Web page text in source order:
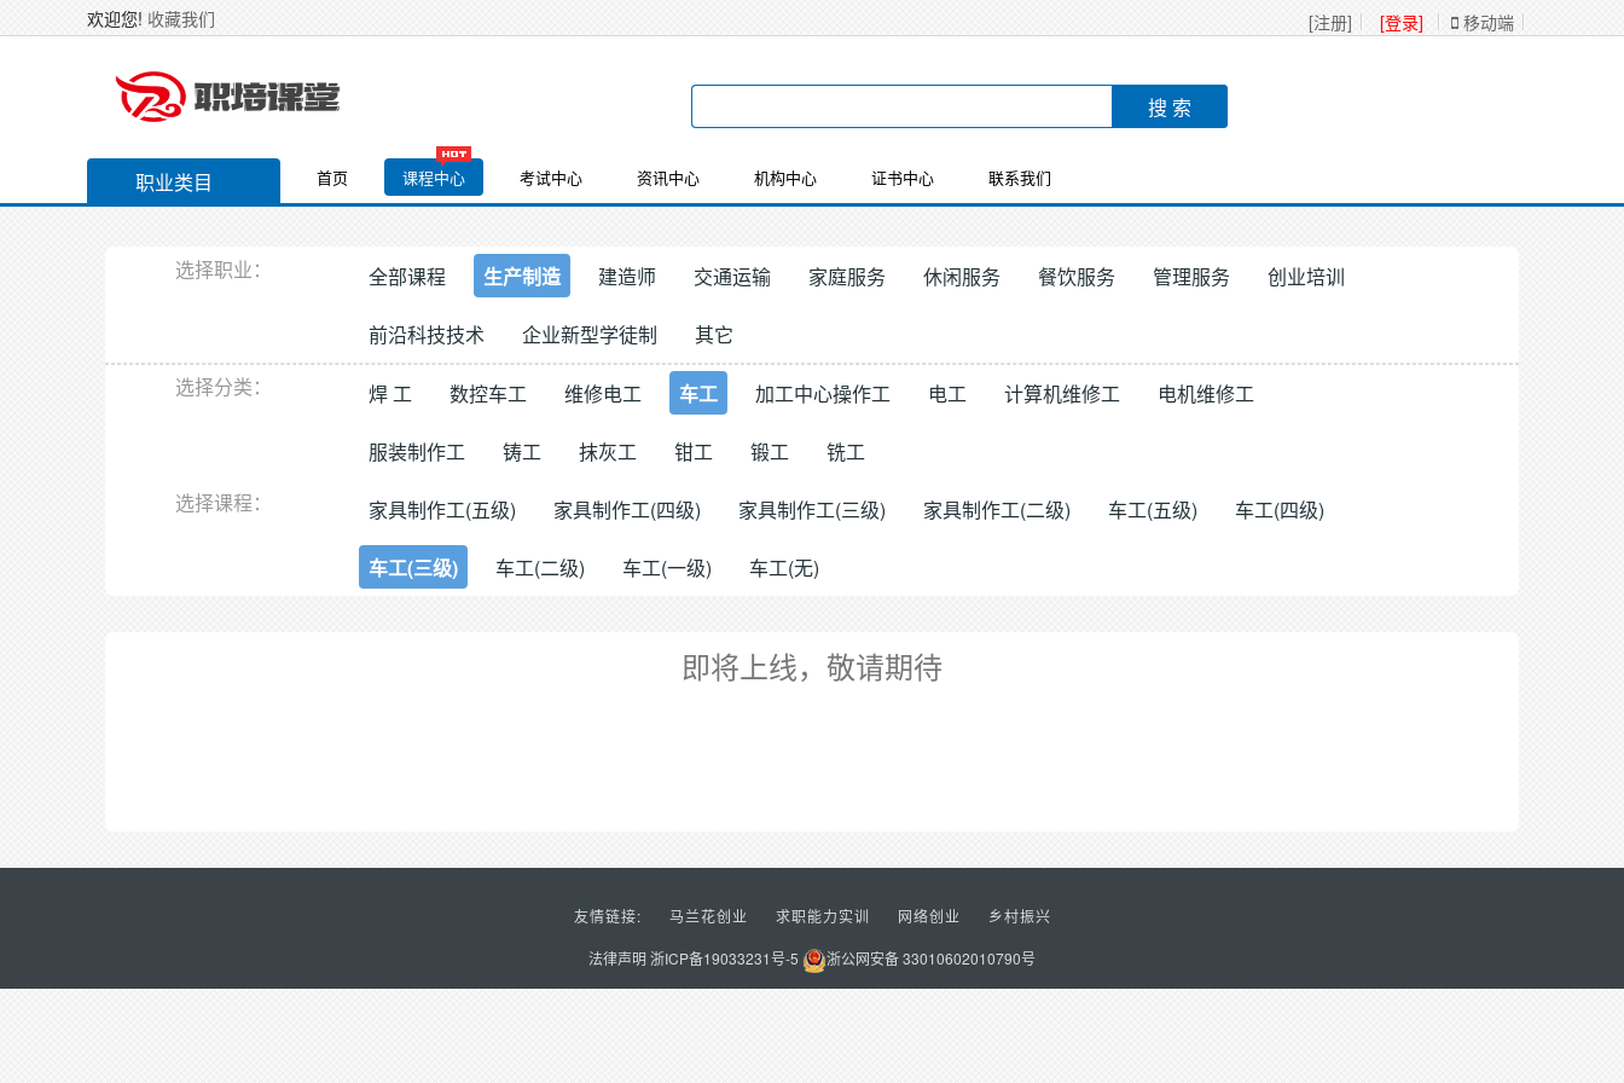
欢迎您! 收藏我们 [注册] [登录] 移动端
职业类目 首页 课程中心 考试中心 资讯中心 机构中心 证书中心 联系我们
选择职业： 全部课程 生产制造 建造师 交通运输 家庭服务 休闲服务 餐饮服务 管理服务 创业培训
前沿科技技术 企业新型学徒制
其它
选择分类：
焊 工 数控车工 维修电工 车工 加工中心操作工 电工 计算机维修工 电机维修工
服装制作工 铸工 抹灰工 钳工 锻工
铣工
选择课程：
家具制作工(五级) 家具制作工(四级) 家具制作工(三级) 家具制作工(二级) 车工(五级) 车工(四级)
车工(三级) 车工(二级) 车工(一级) 车工(无)
即将上线，敬请期待
友情链接: 马兰花创业 求职能力实训 网络创业 乡村振兴
法律声明 浙ICP备19033231号-5 浙公网安备 33010602010790号